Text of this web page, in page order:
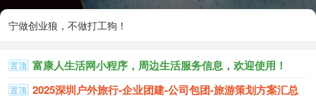
宁做创业狼，不做打工狗！
置顶 富康人生活网小程序，周边生活服务信息，欢迎使用！
置顶 2025深圳户外旅行-企业团建-公司包团-旅游策划方案汇总